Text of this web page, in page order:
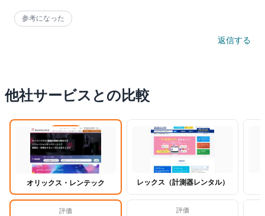
参考になった
返信する
他社サービスとの比較
閲覧中
オリックス・レンテック レックス（計測器レンタル）
評価 評価